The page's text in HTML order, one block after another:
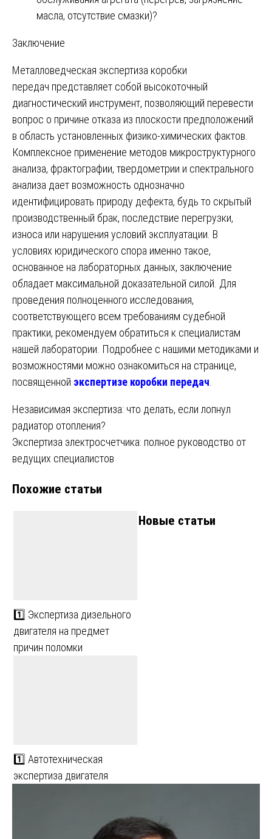
масла, отсутствие смазки)?
Заключение
Металловедческая экспертиза коробки
передач представляет собой высокоточный
диагностический инструмент, позволяющий перевести
вопрос о причине отказа из плоскости предположений
в область установленных физико-химических фактов.
Комплексное применение методов микроструктурного
анализа, фрактографии, твердометрии и спектрального
анализа дает возможность однозначно
идентифицировать природу дефекта, будь то скрытый
производственный брак, последствие перегрузки,
износа или нарушения условий эксплуатации. В
условиях юридического спора именно такое,
основанное на лабораторных данных, заключение
обладает максимальной доказательной силой. Для
проведения полноценного исследования,
соответствующего всем требованиям судебной
практики, рекомендуем обратиться к специалистам
нашей лаборатории. Подробнее с нашими методиками и
возможностями можно ознакомиться на странице,
посвященной экспертизе коробки передач
Навигация
по
записям
Независимая экспертиза: что делать, если лопнул
радиатор отопления?
Экспертиза электросчетчика: полное руководство от
ведущих специалистов
Похожие статьи
1️⃣ Экспертиза дизельного
двигателя на предмет
причин поломки
1️⃣ Автотехническая
экспертиза двигателя
Новые статьи